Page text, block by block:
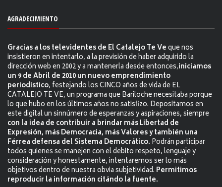
AGRADECIMIENTO
Gracias a los televidentes de El Catalejo Te Veque nos
insistieron en intentarlo, a la previsión de haber adquirido la
dirección web en 2002 y a mantenerla desde entonces,iniciamos
un 9 de Abril de 2010 un nuevo emprendimiento
periodístico, festejando los CINCO años de vida de EL
CATALEJO TE VE, un programa que Bariloche necesitaba porque
lo que hubo en los últimos años no satisfizo. Depositamos en
este digital un sinnúmero de esperanzas y aspiraciones, siempre
con la idea de contribuir a brindar más Libertad de
Expresión, más Democracia, más Valores y también una
Férrea defensa del Sistema Democrático. Podrán participar
todos quienes se manejen con el debito respeto, lenguaje y
consideración y honestamente, intentaremos ser lo más
objetivos dentro de nuestra obvia subjetividad. Permitimos
reproducir la información citándo la fuente.